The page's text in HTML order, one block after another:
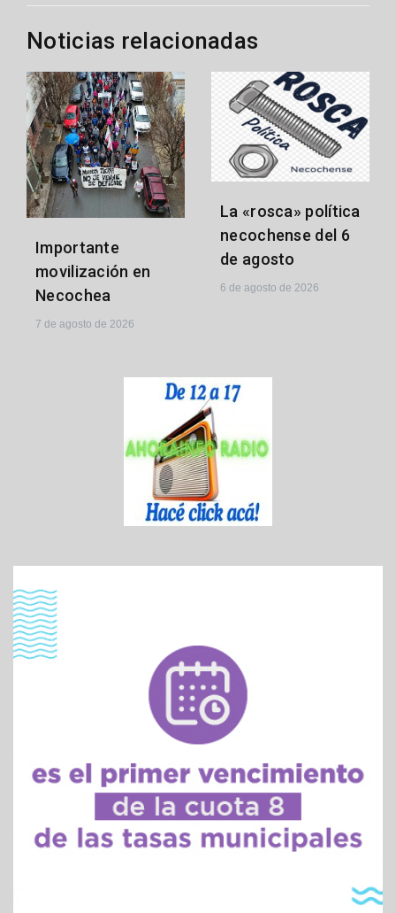
Noticias relacionadas
Importante
movilización en
Necochea
7 de agosto de 2026
La «rosca» política
necochense del 6
de agosto
6 de agosto de 2026